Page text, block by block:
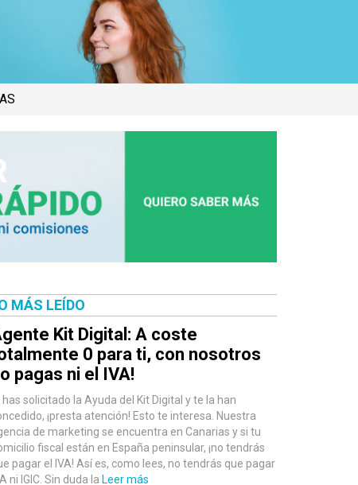
MÁS LEÍDO
Kit Digital: A coste
0 para ti, con nosotros
pagas ni el IVA!
has solicitado la Ayuda del Kit Digital y te la han
¡presta atención! Esto te interesa. Nuestra
de marketing se encuentra en Canarias y si tu
fiscal están en España peninsular, ¡no tendrás
pagar el IVA! Así es, como lees, no tendrás que pagar
ni IGIC. Sin duda la Leer más